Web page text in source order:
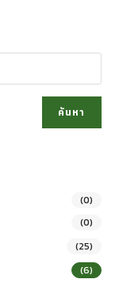
ค้นหา
(0)
(0)
(25)
(6)